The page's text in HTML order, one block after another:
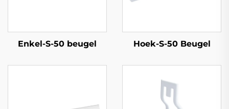
Enkel-S-50 beugel Hoek-S-50 Beugel